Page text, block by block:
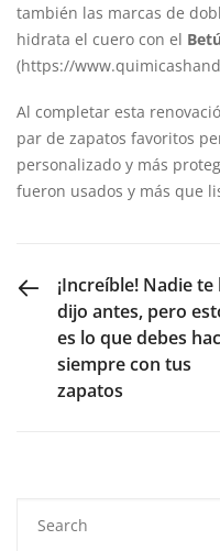
también las marcas de
hidrata el cuero con el
(https://
Al completar esta
par de zapatos favoritos
personalizado y más
fueron usados y más que
PREVIOUS POST
¡Increíble! Nadie te
dijo antes, pero
es lo que debes
siempre con tus
zapatos